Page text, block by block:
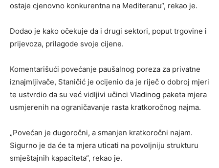
ostaje cjenovno konkurentna na Mediteranu“, rekao je.
Dodao je kako očekuje da i drugi sektori, poput trgovine i
prijevoza, prilagode svoje cijene.
Komentarišući povećanje paušalnog poreza za privatne
iznajmljivače, Staničić je ocijenio da je riječ o dobroj mjeri
te ustvrdio da su već vidljivi učinci Vladinog paketa mjera
usmjerenih na ograničavanje rasta kratkoročnog najma.
„Povećan je dugoročni, a smanjen kratkoročni najam.
Sigurno je da će ta mjera uticati na povoljniju strukturu
smještajnih kapaciteta“, rekao je.